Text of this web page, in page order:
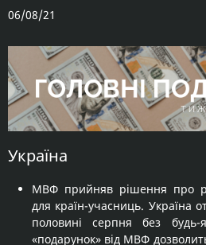
06/08/21
Україна
МВФ прийняв рішення про
для країн-учасниць. Україна
половині серпня без будь-
«подарунок» від МВФ